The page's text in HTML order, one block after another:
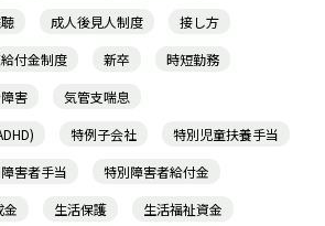
成人後見人制度
接し方
付金制度 新卒
時短勤務
害
気管支喘息
特例子会社
特別児童扶養手当
害者手当
特別障害者給付金
金
生活保護
生活福祉資金